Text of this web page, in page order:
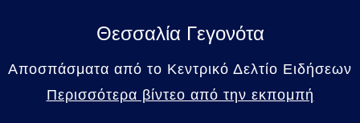
Θεσσαλία Γεγονότα
Αποσπάσματα από το Κεντρικό Δελτίο Ειδήσεων
Περισσότερα βίντεο από την εκπομπή